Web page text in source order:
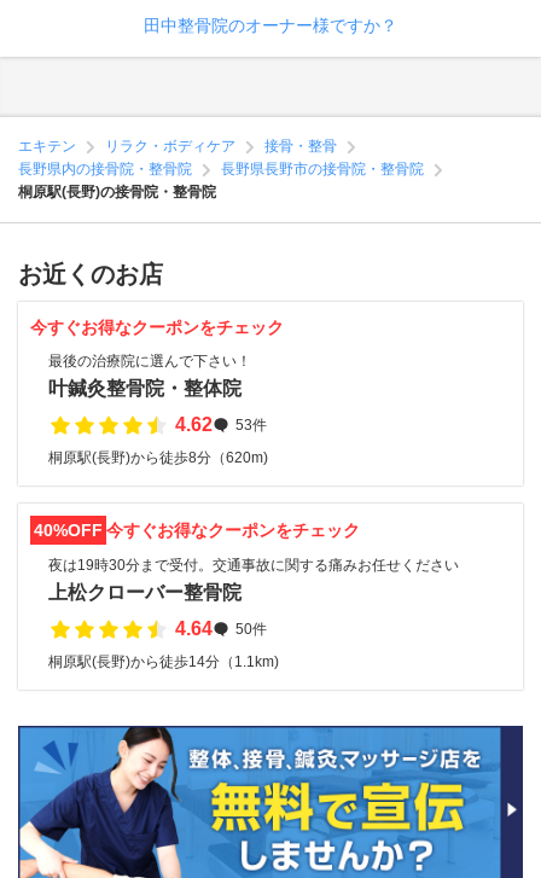
田中整骨院のオーナー様ですか？
エキテン リラク・ボディケア
接骨・整骨
長野県内の接骨院・整骨院
長野県長野市の接骨院・整骨院
桐原駅(長野)の接骨院・整骨院
お近くのお店
今すぐお得なクーポンをチェック
最後の治療院に選んで下さい！
叶鍼灸整骨院・整体院
4.62
53件
桐原駅(長野)から徒歩8分（620m)
40%OFF 今すぐお得なクーポンをチェック
夜は19時30分まで受付。交通事故に関する痛みお任せください
上松クローバー整骨院
4.64
50件
桐原駅(長野)から徒歩14分（1.1km)